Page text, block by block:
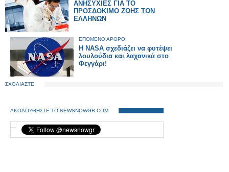
ΑΝΗΣΥΧΙΕΣ ΓΙΑ ΤΟ
ΠΡΟΣΔΟΚΙΜΟ ΖΩΗΣ ΤΩΝ
ΕΛΛΗΝΩΝ
ΕΠΟΜΕΝΟ ΑΡΘΡΟ
H NASA σχεδιάζει να φυτέψει
λουλούδια και λαχανικά στο
Φεγγάρι!
ΣΧΟΛΙΑΣΤΕ
ΑΚΟΛΟΥΘΗΣΤΕ ΤΟ NEWSNOWGR.COM